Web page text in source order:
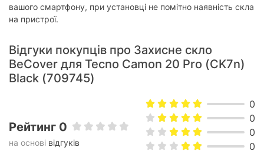
вашого смартфону, при установці не помітно наявність скла
на пристрої.
Відгуки покупців про Захисне скло
BeCover для Tecno Camon 20 Pro (CK7n)
Black (709745)
Рейтинг 0
на основі відгуків
0
0
0
0